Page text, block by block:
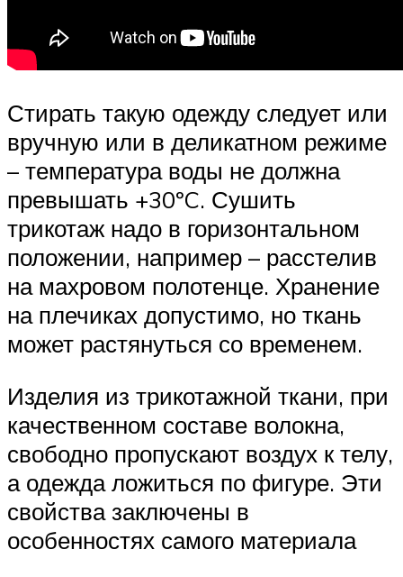
Стирать такую одежду следует или
вручную или в деликатном режиме
– температура воды не должна
превышать +30ºC. Сушить
трикотаж надо в горизонтальном
положении, например – расстелив
на махровом полотенце. Хранение
на плечиках допустимо, но ткань
может растянуться со временем.
Изделия из трикотажной ткани, при
качественном составе волокна,
свободно пропускают воздух к телу,
а одежда ложиться по фигуре. Эти
свойства заключены в
особенностях самого материала